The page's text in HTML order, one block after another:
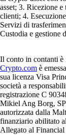
asset; 3. Ricezione
clienti; 4.
Servizi di
Custodia e gestione
Il conto in contanti
Crypto.com è
sua licenza Visa
società a
registrazione C
Mikiel Ang Borg,
autorizzata dalla
finanziario abilitato
Allegato al